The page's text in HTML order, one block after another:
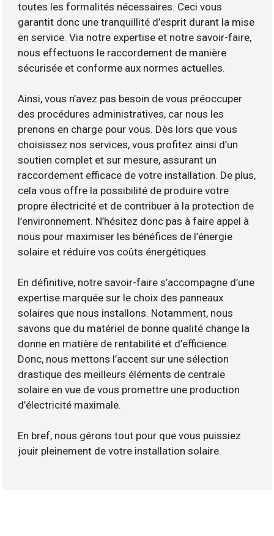
toutes les formalités nécessaires. Ceci vous
garantit donc une tranquillité d’esprit durant la mise
en service. Via notre expertise et notre savoir-faire,
nous effectuons le raccordement de manière
sécurisée et conforme aux normes actuelles.
Ainsi, vous n’avez pas besoin de vous préoccuper
des procédures administratives, car nous les
prenons en charge pour vous. Dès lors que vous
choisissez nos services, vous profitez ainsi d’un
soutien complet et sur mesure, assurant un
raccordement efficace de votre installation. De plus,
cela vous offre la possibilité de produire votre
propre électricité et de contribuer à la protection de
l’environnement. N’hésitez donc pas à faire appel à
nous pour maximiser les bénéfices de l’énergie
solaire et réduire vos coûts énergétiques.
En définitive, notre savoir-faire s’accompagne d’une
expertise marquée sur le choix des panneaux
solaires que nous installons. Notamment, nous
savons que du matériel de bonne qualité change la
donne en matière de rentabilité et d’efficience.
Donc, nous mettons l’accent sur une sélection
drastique des meilleurs éléments de centrale
solaire en vue de vous promettre une production
d’électricité maximale.
En bref, nous gérons tout pour que vous puissiez
jouir pleinement de votre installation solaire.